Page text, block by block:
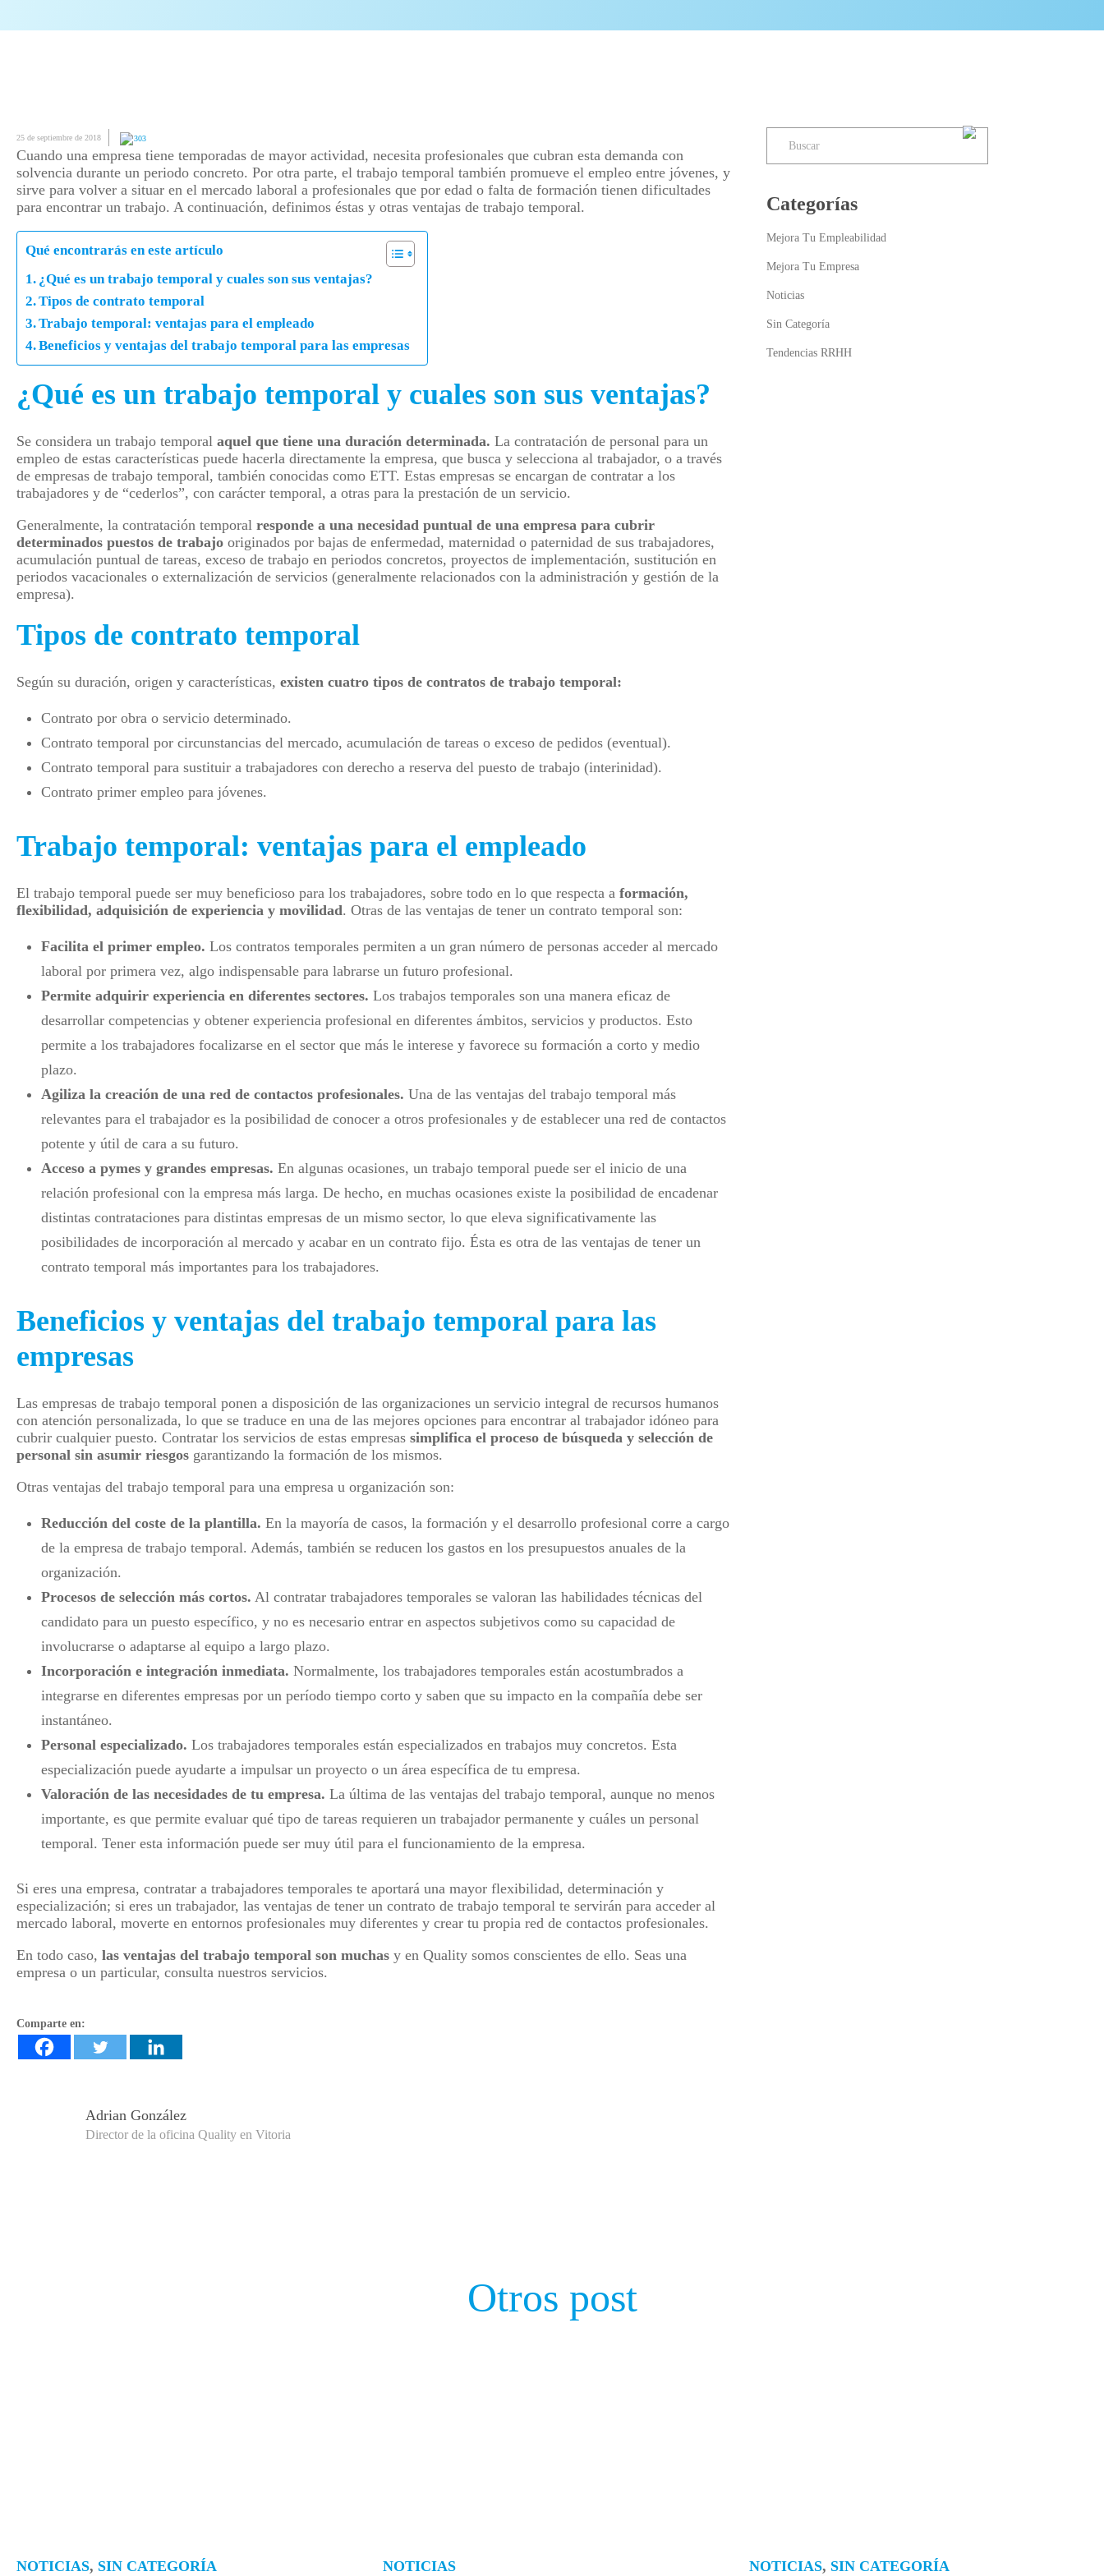
25 de septiembre de 2018 303
Cuando una empresa tiene temporadas de mayor actividad, necesita profesionales que cubran esta demanda con
solvencia durante un periodo concreto. Por otra parte, el trabajo temporal también promueve el empleo entre jóvenes, y
sirve para volver a situar en el mercado laboral a profesionales que por edad o falta de formación tienen dificultades
para encontrar un trabajo. A continuación, definimos éstas y otras ventajas de trabajo temporal.
Qué encontrarás en este artículo
¿Qué es un trabajo temporal y cuales son sus ventajas?
Tipos de contrato temporal
Trabajo temporal: ventajas para el empleado
Beneficios y ventajas del trabajo temporal para las empresas
¿Qué es un trabajo temporal y cuales son sus ventajas?
Se considera un trabajo temporal aquel que tiene una duración determinada. La contratación de personal para un
empleo de estas características puede hacerla directamente la empresa, que busca y selecciona al trabajador, o a través
de empresas de trabajo temporal, también conocidas como ETT. Estas empresas se encargan de contratar a los
trabajadores y de “cederlos”, con carácter temporal, a otras para la prestación de un servicio.
Generalmente, la contratación temporal responde a una necesidad puntual de una empresa para cubrir
determinados puestos de trabajo originados por bajas de enfermedad, maternidad o paternidad de sus trabajadores,
acumulación puntual de tareas, exceso de trabajo en periodos concretos, proyectos de implementación, sustitución en
periodos vacacionales o externalización de servicios (generalmente relacionados con la administración y gestión de la
empresa).
Tipos de contrato temporal
Según su duración, origen y características, existen cuatro tipos de contratos de trabajo temporal:
Contrato por obra o servicio determinado.
Contrato temporal por circunstancias del mercado, acumulación de tareas o exceso de pedidos (eventual).
Contrato temporal para sustituir a trabajadores con derecho a reserva del puesto de trabajo (interinidad).
Contrato primer empleo para jóvenes.
Trabajo temporal: ventajas para el empleado
El trabajo temporal puede ser muy beneficioso para los trabajadores, sobre todo en lo que respecta a formación,
flexibilidad, adquisición de experiencia y movilidad. Otras de las ventajas de tener un contrato temporal son:
Facilita el primer empleo. Los contratos temporales permiten a un gran número de personas acceder al mercado
laboral por primera vez, algo indispensable para labrarse un futuro profesional.
Permite adquirir experiencia en diferentes sectores. Los trabajos temporales son una manera eficaz de
desarrollar competencias y obtener experiencia profesional en diferentes ámbitos, servicios y productos. Esto
permite a los trabajadores focalizarse en el sector que más le interese y favorece su formación a corto y medio
plazo.
Agiliza la creación de una red de contactos profesionales. Una de las ventajas del trabajo temporal más
relevantes para el trabajador es la posibilidad de conocer a otros profesionales y de establecer una red de contactos
potente y útil de cara a su futuro.
Acceso a pymes y grandes empresas. En algunas ocasiones, un trabajo temporal puede ser el inicio de una
relación profesional con la empresa más larga. De hecho, en muchas ocasiones existe la posibilidad de encadenar
distintas contrataciones para distintas empresas de un mismo sector, lo que eleva significativamente las
posibilidades de incorporación al mercado y acabar en un contrato fijo. Ésta es otra de las ventajas de tener un
contrato temporal más importantes para los trabajadores.
Beneficios y ventajas del trabajo temporal para las
empresas
Las empresas de trabajo temporal ponen a disposición de las organizaciones un servicio integral de recursos humanos
con atención personalizada, lo que se traduce en una de las mejores opciones para encontrar al trabajador idóneo para
cubrir cualquier puesto. Contratar los servicios de estas empresas simplifica el proceso de búsqueda y selección de
personal sin asumir riesgos garantizando la formación de los mismos.
Otras ventajas del trabajo temporal para una empresa u organización son:
Reducción del coste de la plantilla. En la mayoría de casos, la formación y el desarrollo profesional corre a cargo
de la empresa de trabajo temporal. Además, también se reducen los gastos en los presupuestos anuales de la
organización.
Procesos de selección más cortos. Al contratar trabajadores temporales se valoran las habilidades técnicas del
candidato para un puesto específico, y no es necesario entrar en aspectos subjetivos como su capacidad de
involucrarse o adaptarse al equipo a largo plazo.
Incorporación e integración inmediata. Normalmente, los trabajadores temporales están acostumbrados a
integrarse en diferentes empresas por un período tiempo corto y saben que su impacto en la compañía debe ser
instantáneo.
Personal especializado. Los trabajadores temporales están especializados en trabajos muy concretos. Esta
especialización puede ayudarte a impulsar un proyecto o un área específica de tu empresa.
Valoración de las necesidades de tu empresa. La última de las ventajas del trabajo temporal, aunque no menos
importante, es que permite evaluar qué tipo de tareas requieren un trabajador permanente y cuáles un personal
temporal. Tener esta información puede ser muy útil para el funcionamiento de la empresa.
Si eres una empresa, contratar a trabajadores temporales te aportará una mayor flexibilidad, determinación y
especialización; si eres un trabajador, las ventajas de tener un contrato de trabajo temporal te servirán para acceder al
mercado laboral, moverte en entornos profesionales muy diferentes y crear tu propia red de contactos profesionales.
En todo caso, las ventajas del trabajo temporal son muchas y en Quality somos conscientes de ello. Seas una
empresa o un particular, consulta nuestros servicios.
Comparte en:
Adrian González
Director de la oficina Quality en Vitoria
Categorías
Mejora Tu Empleabilidad
Mejora Tu Empresa
Noticias
Sin Categoría
Tendencias RRHH
Otros post
NOTICIAS, SIN CATEGORÍA NOTICIAS NOTICIAS, SIN CATEGORÍA